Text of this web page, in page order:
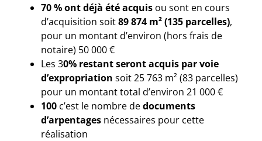
70 % ont déjà été acquisou sont en cours
d’acquisition soit89 874 m² (135 parcelles),
pour un montant d’environ (hors frais de
notaire) 50 000 €
Les 30% restant seront acquis par voie
d’expropriation soit 25 763 m² (83 parcelles)
pour un montant total d’environ 21 000 €
100c’est le nombre dedocuments
d’arpentagesnécessaires pour cette
réalisation